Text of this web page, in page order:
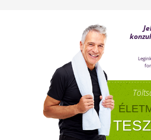
A
Amikor a
emelkedik,